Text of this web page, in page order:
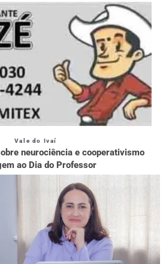
Vale do Ivaí
neurociência e cooperativismo
ao Dia do Professor